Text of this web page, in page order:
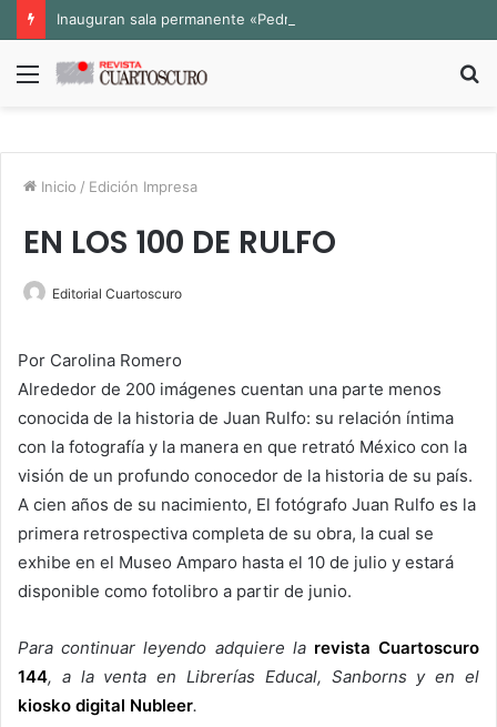
Menú
Inicio / Edición Impresa
EN LOS 100 DE RULFO
Editorial Cuartoscuro
Por Carolina Romero
Alrededor de 200 imágenes cuentan una parte menos
conocida de la historia de Juan Rulfo: su relación íntima
con la fotografía y la manera en que retrató México con la
visión de un profundo conocedor de la historia de su país.
A cien años de su nacimiento, El fotógrafo Juan Rulfo es la
primera retrospectiva completa de su obra, la cual se
exhibe en el Museo Amparo hasta el 10 de julio y estará
disponible como fotolibro a partir de junio.
Para continuar leyendo adquiere la revista Cuartoscuro
144, a la venta en Librerías Educal, Sanborns y en el
kiosko digital Nubleer.